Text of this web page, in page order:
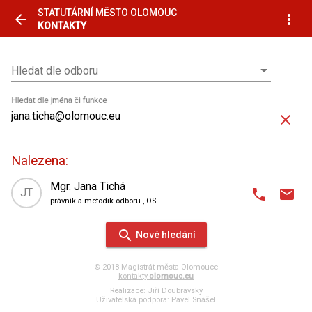
arrow_back
STATUTÁRNÍ MĚSTO OLOMOUC
KONTAKTY
more_vert
Hledat dle odboru
Hledat dle odboru
Hledat dle jména či funkce
close
Nalezena:
phone email
JT Mgr. Jana Tichá
právník a metodik odboru , OS
Odbor stavební
phone_android
search Nové hledání
© 2018 Magistrát města Olomouce
kontakty.olomouc.eu
Realizace: Jiří Doubravský
Uživatelská podpora: Pavel Snášel